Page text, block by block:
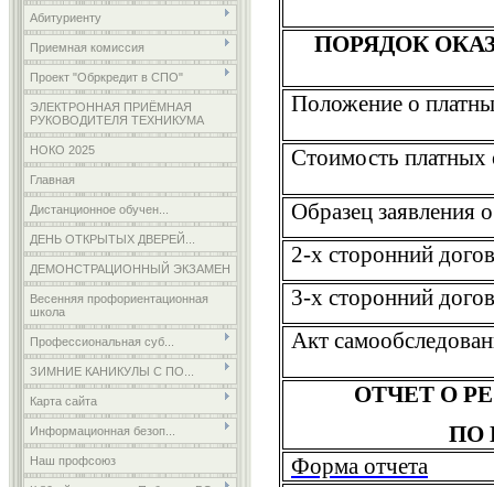
Абитуриенту
Приемная комиссия
Проект "Обркредит в СПО"
ЭЛЕКТРОННАЯ ПРИЁМНАЯ
РУКОВОДИТЕЛЯ ТЕХНИКУМА
НОКО 2025
Главная
Дистанционное обучен...
ДЕНЬ ОТКРЫТЫХ ДВЕРЕЙ...
ДЕМОНСТРАЦИОННЫЙ ЭКЗАМЕН
Весенняя профориентационная
школа
Профессиональная суб...
ЗИМНИЕ КАНИКУЛЫ С ПО...
Карта сайта
Информационная безоп...
Наш профсоюз
ПОРЯДОК
Положение о
Стоимость платных
Образец заявления
2-х сторонний
3-х сторонний
Акт
ОТЧЕТ О
ПО
Форма отчета